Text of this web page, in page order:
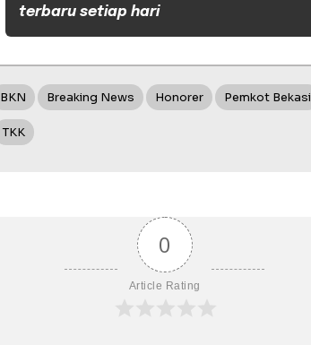
terbaru setiap hari
BKN Breaking News Honorer Pemkot Bekasi
TKK
0
Article Rating